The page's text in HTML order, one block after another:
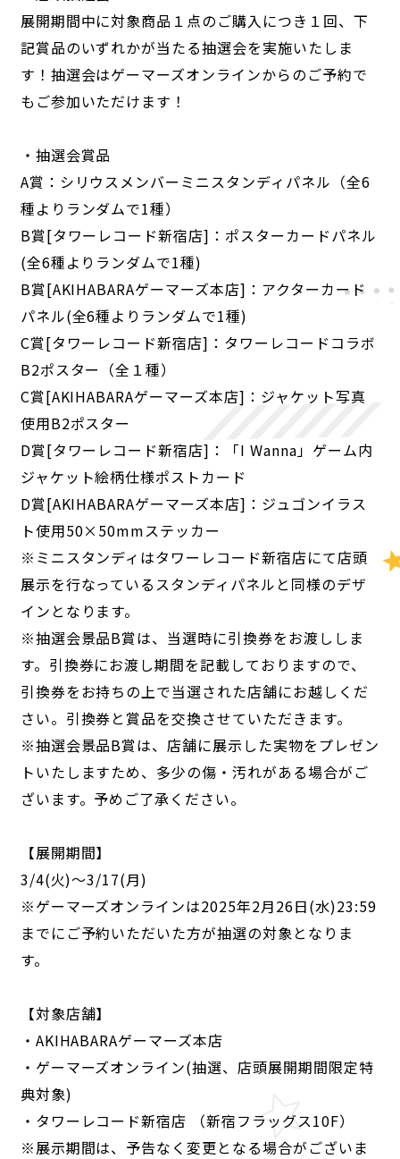
展開期間中に対象商品１点のご購入につき１回、下
記賞品のいずれかが当たる抽選会を実施いたしま
す！抽選会はゲーマーズオンラインからのご予約で
もご参加いただけます！
・抽選会賞品
A賞：シリウスメンバーミニスタンディパネル（全6
種よりランダムで1種）
B賞[タワーレコード新宿店]：ポスターカードパネル
(全6種よりランダムで1種)
B賞[AKIHABARAゲーマーズ本店]：アクターカード
パネル(全6種よりランダムで1種)
C賞[タワーレコード新宿店]：タワーレコードコラボ
B2ポスター（全１種）
C賞[AKIHABARAゲーマーズ本店]：ジャケット写真
使用B2ポスター
D賞[タワーレコード新宿店]：「I Wanna」ゲーム内
ジャケット絵柄仕様ポストカード
D賞[AKIHABARAゲーマーズ本店]：ジュゴンイラス
ト使用50×50mmステッカー
※ミニスタンディはタワーレコード新宿店にて店頭
展示を行なっているスタンディパネルと同様のデザ
インとなります。
※抽選会景品B賞は、当選時に引換券をお渡ししま
す。引換券にお渡し期間を記載しておりますので、
引換券をお持ちの上で当選された店舗にお越しくだ
さい。引換券と賞品を交換させていただきます。
※抽選会景品B賞は、店舗に展示した実物をプレゼン
トいたしますため、多少の傷・汚れがある場合がご
ざいます。予めご了承ください。
【展開期間】
3/4(火)～3/17(月)
※ゲーマーズオンラインは2025年2月26日(水)23:59
までにご予約いただいた方が抽選の対象となりま
す。
【対象店舗】
・AKIHABARAゲーマーズ本店
・ゲーマーズオンライン(抽選、店頭展開期間限定特
典対象)
・タワーレコード新宿店 （新宿フラッグス10F）
※展示期間は、予告なく変更となる場合がございま